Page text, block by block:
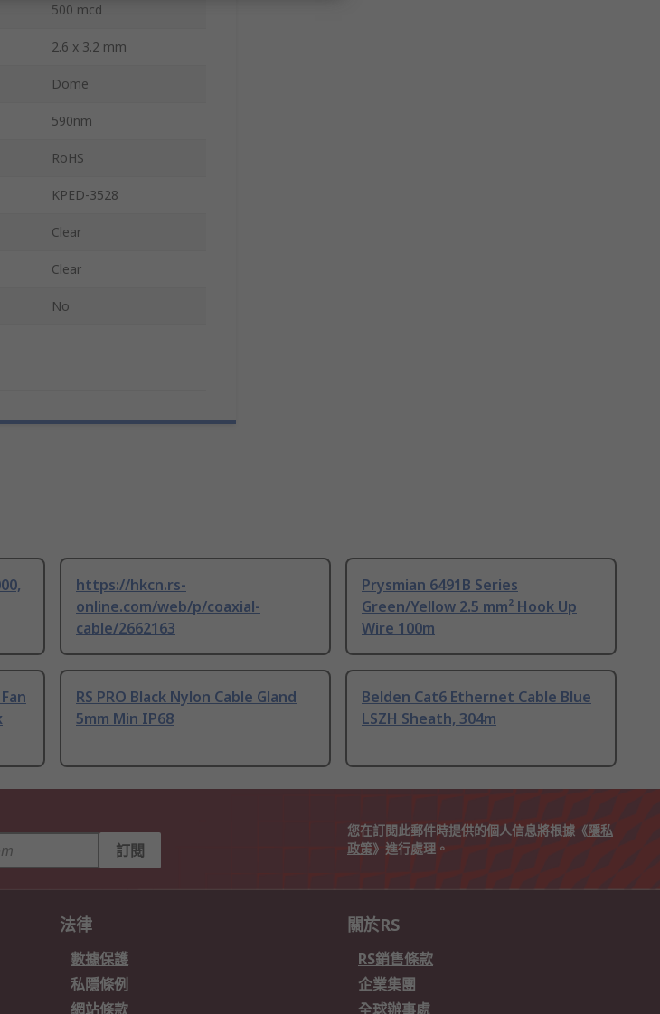
500 mcd
2.6 x 3.2 mm
Dome
590nm
RoHS
KPED-3528
Clear
Clear
No
https://hkcn.rs-
online.com/web/p/coaxial-
cable/2662163
Prysmian 6491B Series
Green/Yellow 2.5 mm² Hook Up
Wire 100m
RS PRO Black Nylon Cable Gland
5mm Min IP68
Belden Cat6 Ethernet Cable Blue
LSZH Sheath, 304m
訂閱
您在訂閱此郵件時提供的個人信息將根據《隱私
政策》進行處理。
法律
數據保護
私隱條例
網站條款
關於RS
RS銷售條款
企業集團
全球辦事處